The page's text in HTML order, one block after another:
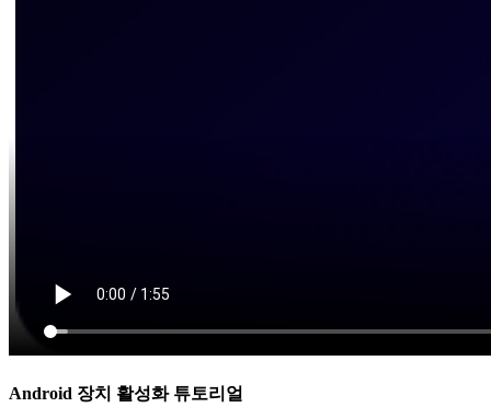
Android 장치 활성화 튜토리얼